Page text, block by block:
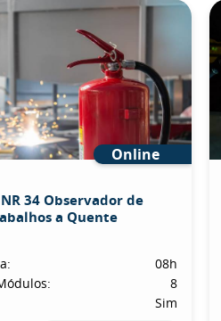
Online
34 Observador de
a Quente
08h
8
Sim